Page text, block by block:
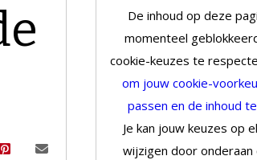
De inhoud op deze
momenteel
cookie-keuzes te
om jouw cookie-
passen en de inhoud
Je kan jouw keuzes op
wijzigen door